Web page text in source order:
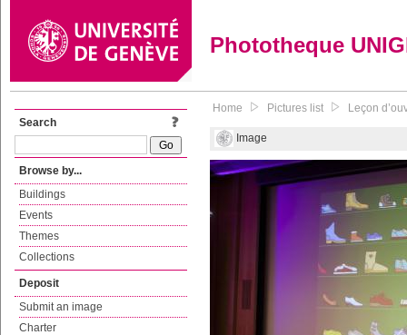
Phototheque
Search
Browse by...
Buildings
Events
Themes
Collections
Deposit
Submit an image
Charter
Home Pictures list Leçon
Image